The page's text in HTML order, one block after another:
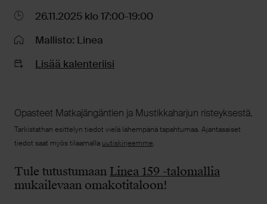
26.11.2025 klo 17:00-19:00
Mallisto: Linea
Lisää kalenteriisi
Opasteet Matkajängäntien ja Mustikkaharjun risteyksestä.
Tarkistathan esittelyn tiedot vielä lähempänä tapahtumaa. Ajantasaiset
tiedot saat myös tilaamalla uutiskirjeemme.
Tule tutustumaan Linea 159 -talomallia
mukailevaan omakotitaloon!